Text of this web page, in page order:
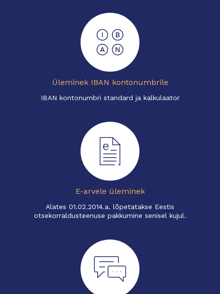
Üleminek IBAN kontonumbrile
IBAN kontonumbri standard ja kalkulaator
E-arvele üleminek
Alates 01.02.2014.a. lõpetatakse Eestis
otsekorraldusteenuse pakkumine senisel kujul.